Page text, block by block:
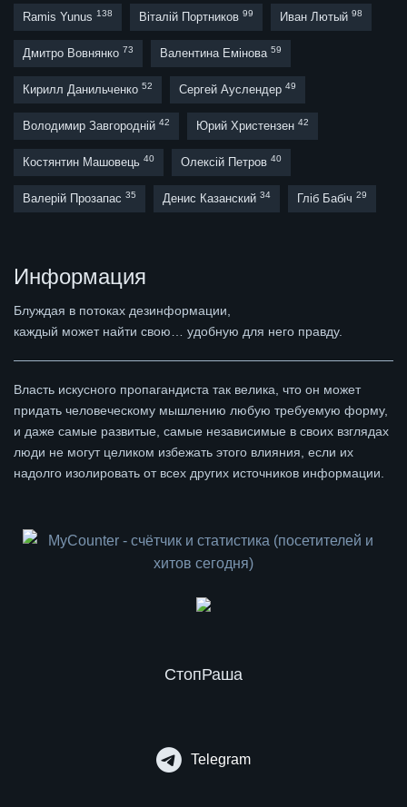
Ramis Yunus 138 Віталій Портников 99 Иван Лютый 98
Дмитро Вовнянко 73 Валентина Емінова 59
Кирилл Данильченко 52 Сергей Ауслендер 49
Володимир Завгородній 42 Юрий Христензен 42
Костянтин Машовець 40 Олексій Петров 40
Валерій Прозапас 35 Денис Казанский 34 Гліб Бабіч 29
Информация
Блуждая в потоках дезинформации,
каждый может найти свою… удобную для него правду.
Власть искусного пропагандиста так велика, что он может
придать человеческому мышлению любую требуемую форму,
и даже самые развитые, самые независимые в своих взглядах
люди не могут целиком избежать этого влияния, если их
надолго изолировать от всех других источников информации.
СтопРаша
Telegram